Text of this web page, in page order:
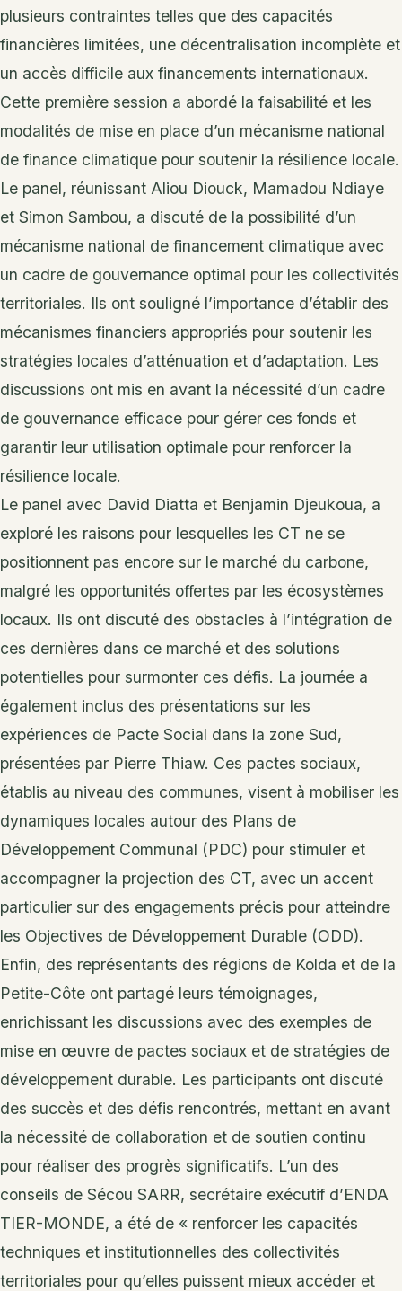
plusieurs contraintes telles que des capacités
financières limitées, une décentralisation incomplète et
un accès difficile aux financements internationaux.
Cette première session a abordé la faisabilité et les
modalités de mise en place d’un mécanisme national
de finance climatique pour soutenir la résilience locale.
Le panel, réunissant Aliou Diouck, Mamadou Ndiaye
et Simon Sambou, a discuté de la possibilité d’un
mécanisme national de financement climatique avec
un cadre de gouvernance optimal pour les collectivités
territoriales. Ils ont souligné l’importance d’établir des
mécanismes financiers appropriés pour soutenir les
stratégies locales d’atténuation et d’adaptation. Les
discussions ont mis en avant la nécessité d’un cadre
de gouvernance efficace pour gérer ces fonds et
garantir leur utilisation optimale pour renforcer la
résilience locale.
Le panel avec David Diatta et Benjamin Djeukoua, a
exploré les raisons pour lesquelles les CT ne se
positionnent pas encore sur le marché du carbone,
malgré les opportunités offertes par les écosystèmes
locaux. Ils ont discuté des obstacles à l’intégration de
ces dernières dans ce marché et des solutions
potentielles pour surmonter ces défis. La journée a
également inclus des présentations sur les
expériences de Pacte Social dans la zone Sud,
présentées par Pierre Thiaw. Ces pactes sociaux,
établis au niveau des communes, visent à mobiliser les
dynamiques locales autour des Plans de
Développement Communal (PDC) pour stimuler et
accompagner la projection des CT, avec un accent
particulier sur des engagements précis pour atteindre
les Objectives de Développement Durable (ODD).
Enfin, des représentants des régions de Kolda et de la
Petite-Côte ont partagé leurs témoignages,
enrichissant les discussions avec des exemples de
mise en œuvre de pactes sociaux et de stratégies de
développement durable. Les participants ont discuté
des succès et des défis rencontrés, mettant en avant
la nécessité de collaboration et de soutien continu
pour réaliser des progrès significatifs. L’un des
conseils de Sécou SARR, secrétaire exécutif d’ENDA
TIER-MONDE, a été de « renforcer les capacités
techniques et institutionnelles des collectivités
territoriales pour qu’elles puissent mieux accéder et